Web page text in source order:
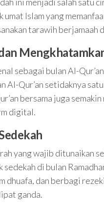
umat Islam yang
tarawih berjamaah
sebagai bulan Al-
Al-Qur’an setidaknya
bersama juga
digital.
yang wajib ditunaikan
sedekah di bulan
dhuafa, dan berbagi
ganda.